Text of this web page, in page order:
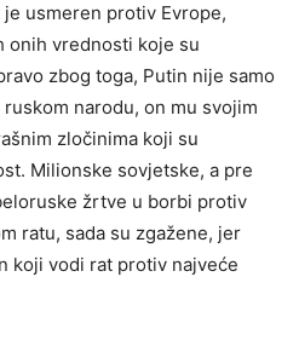
usmeren protiv Evrope,
onih vrednosti koje su
zbog toga, Putin nije samo
narodu, on mu svojim
zločinima koji su
Milionske sovjetske, a pre
žrtve u borbi protiv
ratu, sada su zgažene, jer
koji vodi rat protiv najveće